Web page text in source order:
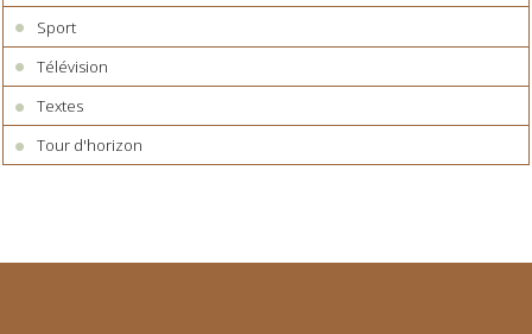
Sport
Télévision
Textes
Tour d'horizon